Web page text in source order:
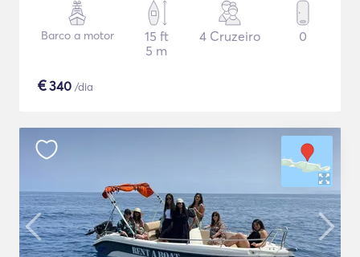
Barco a motor
15 ft
5 m
4 Cruzeiro 0
€340 /dia